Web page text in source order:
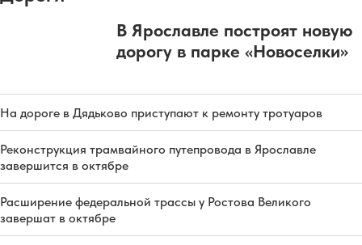
В Ярославле построят новую
дорогу в парке «Новоселки»
На дороге в Дядьково приступают к ремонту тротуаров
Реконструкция трамвайного путепровода в Ярославле
завершится в октябре
Расширение федеральной трассы у Ростова Великого
завершат в октябре